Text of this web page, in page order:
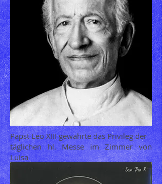
Papst Leo XIII gewährte das Privileg der
täglichen hl. Messeim Zimmer von
Luisa